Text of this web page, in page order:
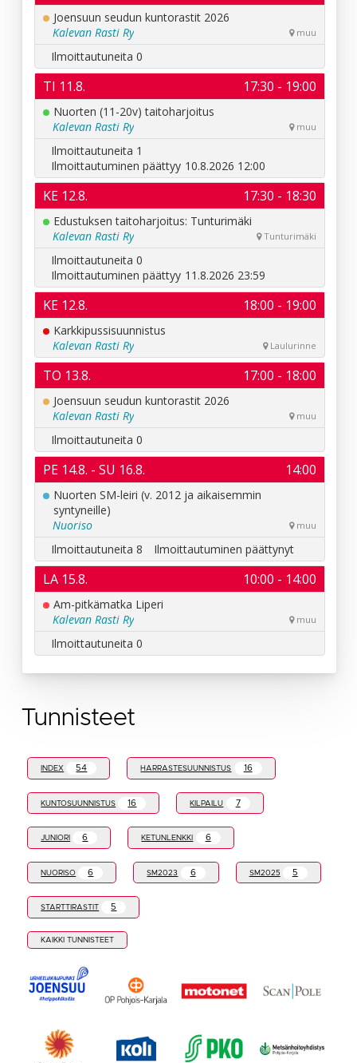
Tunnisteet
INDEX 54 HARRASTESUUNNISTUS 16
KUNTOSUUNNISTUS 16 KILPAILU 7
JUNIORI 6 KETUNLENKKI 6
NUORISO 6 SM2023 6 SM2025 5
STARTTIRASTIT 5
KAIKKI TUNNISTEET